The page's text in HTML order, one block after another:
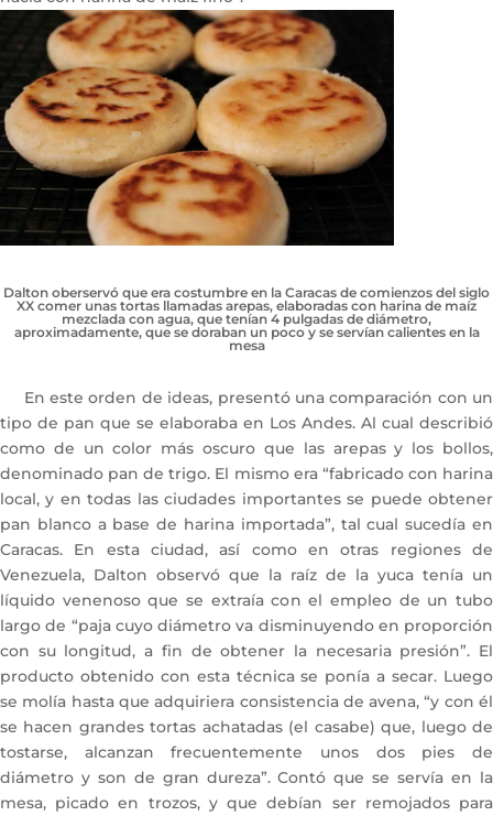
Dalton oberservó que era costumbre en la Caracas de comienzos del siglo
XX comer unas tortas llamadas arepas, elaboradas con harina de maíz
mezclada con agua, que tenían 4 pulgadas de diámetro,
aproximadamente, que se doraban un poco y se servían calientes en la
mesa
En este orden de ideas, presentó una comparación con un
tipo de pan que se elaboraba en Los Andes. Al cual describió
como de un color más oscuro que las arepas y los bollos,
denominado pan de trigo. El mismo era “fabricado con harina
local, y en todas las ciudades importantes se puede obtener
pan blanco a base de harina importada”, tal cual sucedía en
Caracas. En esta ciudad, así como en otras regiones de
Venezuela, Dalton observó que la raíz de la yuca tenía un
líquido venenoso que se extraía con el empleo de un tubo
largo de “paja cuyo diámetro va disminuyendo en proporción
con su longitud, a fin de obtener la necesaria presión”. El
producto obtenido con esta técnica se ponía a secar. Luego
se molía hasta que adquiriera consistencia de avena, “y con él
se hacen grandes tortas achatadas (el casabe) que, luego de
tostarse, alcanzan frecuentemente unos dos pies de
diámetro y son de gran dureza”. Contó que se servía en la
mesa, picado en trozos, y que debían ser remojados para